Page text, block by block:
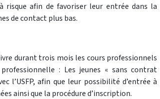
afin de favoriser leur entrée dans la
de contact plus bas.
durant trois mois les cours professionnels
: Les jeunes « sans contrat
l’USFP, afin que leur possibilité d’entrée à
ainsi que la procédure d’inscription.